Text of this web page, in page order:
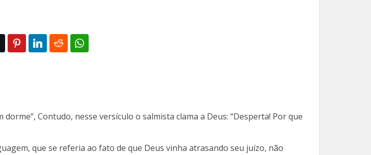
Contudo, nesse versículo o salmista clama a Deus: “Desperta! Por que
que se referia ao fato de que Deus vinha atrasando seu juízo, não